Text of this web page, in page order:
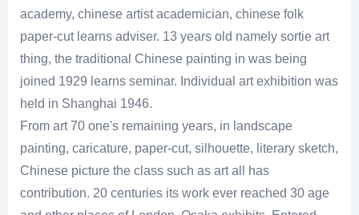
academy, chinese artist academician, chinese folk
paper-cut learns adviser. 13 years old namely sortie art
thing, the traditional Chinese painting in was being
joined 1929 learns seminar. Individual art exhibition was
held in Shanghai 1946.
From art 70 one's remaining years, in landscape
painting, caricature, paper-cut, silhouette, literary sketch,
Chinese picture the class such as art all has
contribution. 20 centuries its work ever reached 30 age